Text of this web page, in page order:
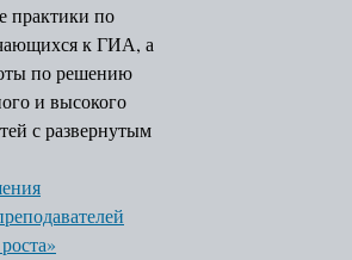
образования в РСО-Алания
Наставничество
Подготовка кадров для
образования
РСОКО
продвижению и
практики по
к ГИА, а
по решению
и высокого
с развернутым